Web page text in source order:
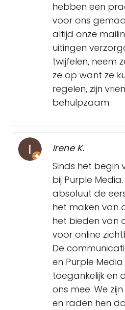
hebben een
voor ons
altijd onze
uitingen
twijfelen, neem
ze op want ze
regelen, zijn
behulpzaam.
Irene K.
Sinds het begin
bij Purple
absoluut de
het maken van
het bieden van
voor online
De
en Purple
toegankelijk en
ons mee. We
en raden hen